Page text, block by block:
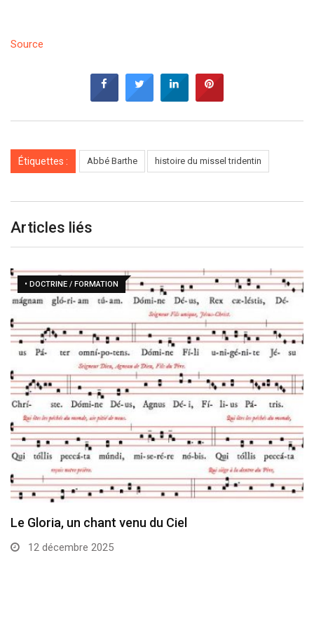
Source
Étiquettes : Abbé Barthe histoire du missel tridentin
Articles liés
• DOCTRINE / FORMATION
Le Gloria, un chant venu du Ciel
12 décembre 2025